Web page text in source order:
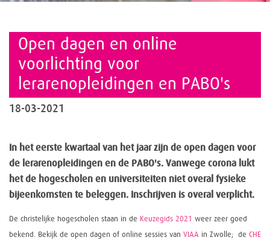
Open dagen en online
voorlichting voor
lerarenopleidingen en PABO's
18-03-2021
In het eerste kwartaal van het jaar zijn de open dagen voor
de lerarenopleidingen en de PABO's. Vanwege corona lukt
het de hogescholen en universiteiten niet overal fysieke
bijeenkomsten te beleggen. Inschrijven is overal verplicht.
De christelijke hogescholen staan in de Keuzegids 2021 weer zeer goed
bekend. Bekijk de open dagen of online sessies van VIAA in Zwolle; de CHE